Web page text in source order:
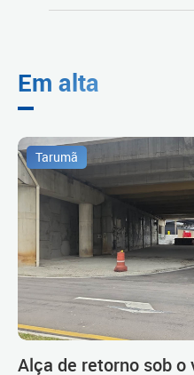
Em alta
Tarumã
Alça de retorno sob